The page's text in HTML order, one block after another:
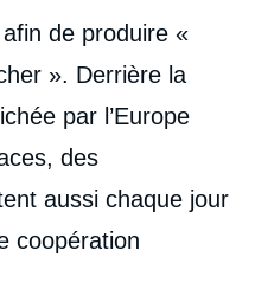
de produire «
». Derrière la
par l’Europe
des
aussi chaque jour
coopération